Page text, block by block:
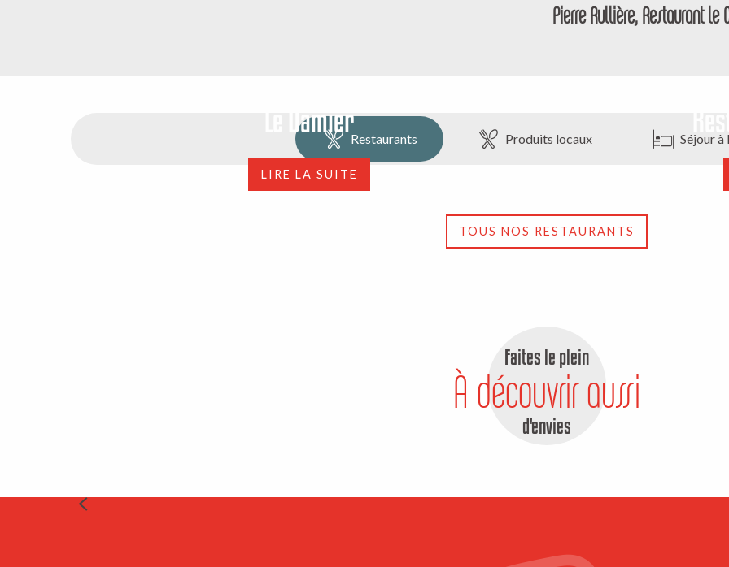
Pierre Rullière, Restaurant le
Restaurants Produits locaux Séjour à
Le Damier
LIRE LA SUITE
TOUS NOS RESTAURANTS
Faites le plein
À découvrir aussi
d'envies
Nature sauvage et authentique